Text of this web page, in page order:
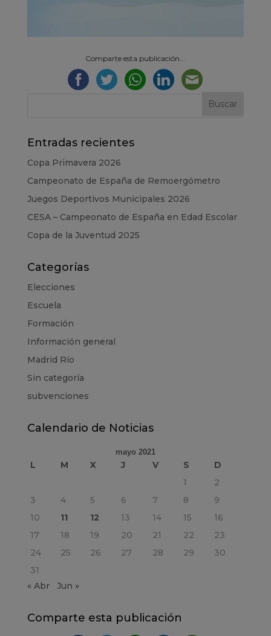
Comparte esta publicación...
Entradas recientes
Copa Primavera 2026
Campeonato de España de Remoergómetro
Juegos Deportivos Municipales 2026
CESA – Campeonato de España en Edad Escolar
Copa de la Juventud 2025
Categorías
Elecciones
Escuela
Formación
Información general
Madrid Río
Sin categoría
subvenciones
Calendario de Noticias
mayo 2021
L M X J V S
D
1
2
3
4 5 6 7 8
9
10
11 12 13 14 15
16
17
18 19 20 21 22
23
24
25 26 27 28 29
30
31
« Abr
Jun »
Comparte esta publicación